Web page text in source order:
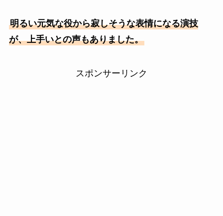
明るい元気な役から寂しそうな表情になる演技
が、上手いとの声もありました。
スポンサーリンク